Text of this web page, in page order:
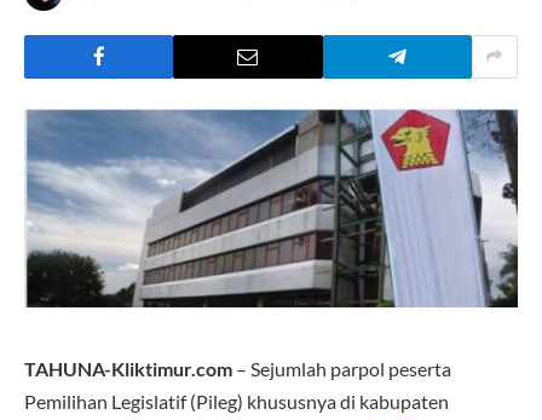
TAHUNA-Kliktimur.com – Sejumlah parpol peserta
Pemilihan Legislatif (Pileg) khususnya di kabupaten